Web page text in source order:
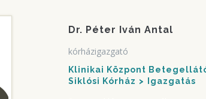
Dr. Péter Iván Antal
kórházigazgató
Klinikai Központ
Siklósi Kórház
Igazgatás